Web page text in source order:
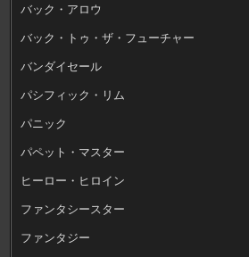
バック・アロウ
バック・トゥ・ザ・フューチャー
バンダイセール
パシフィック・リム
パニック
パペット・マスター
ヒーロー・ヒロイン
ファンタシースター
ファンタジー